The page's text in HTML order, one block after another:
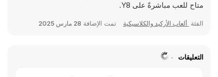
متاح للعب مباشرةً على Y8.
الفئة ألعاب الأركيد والكلاسيكية تمت الإضافة 28 مارس 2025
التعليقات